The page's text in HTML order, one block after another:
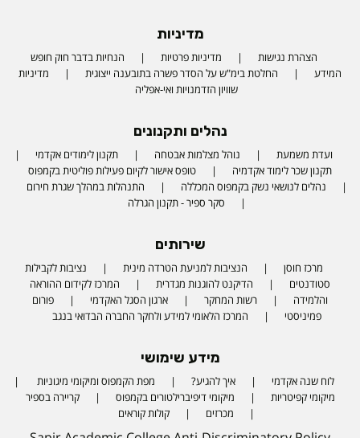
מדיניות
הצהרת נגישות מדיניות פרטיות
הנחיות בדבר חוק חופש
המידע
החלטת בימ"ש על הסדר פשרה בתובענה ייצוגית
מדיניות
שוויון הזדמנויות ואי-אפליה
נהלים ותקנונים
ועדת משמעת נוהל מצלמות אבטחה
תקנון לימודים אקדמי
תקנון שכר לימוד אקדמיה
טופס אישור לקיום פעילות פוליטית בקמפוס
נהלים לנושאי נשק בקמפוס המכללה
התנהלות במהלך שגרת חירום
סקר ספיר - תקנון הגרלה
שירותים
מרכז חוסן הנציבות למניעת הטרדה מינית
נציבות לקבילות
סטודנטים
הדיקנט להוגנות מגדרית
המרכז לקידום ההוראה
והלמידה
רשות המחקר ארגון הסגל האקדמי
פורום
פמיניסטי
המרכז הלאומי למידע ולחקר החברה הבדואי בנגב
מידע שימושי
לוח שנה אקדמי איך להגיע?
מפת הקמפוס ומיקומי מיגוניות
מיקומי קפיטריות
מיקומי דיפיברילטורים בקמפוס
קריירה בספיר
מכרזים
קולות קוראים